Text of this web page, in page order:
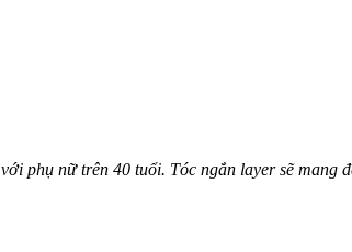
phụ nữ trên 40 tuổi. Tóc ngắn layer sẽ